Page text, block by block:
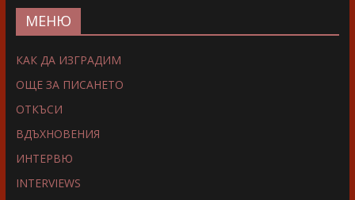
МЕНЮ
КАК ДА ИЗГРАДИМ
ОЩЕ ЗА ПИСАНЕТО
ОТКЪСИ
ВДЪХНОВЕНИЯ
ИНТЕРВЮ
INTERVIEWS